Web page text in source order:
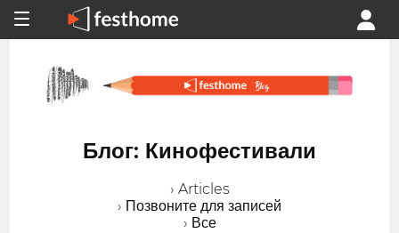
Блог: Кинофестивали
› Articles
› Позвоните для записей
› Все